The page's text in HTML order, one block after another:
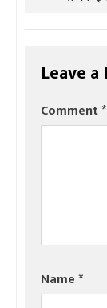
Leave a
Comment*
Name*